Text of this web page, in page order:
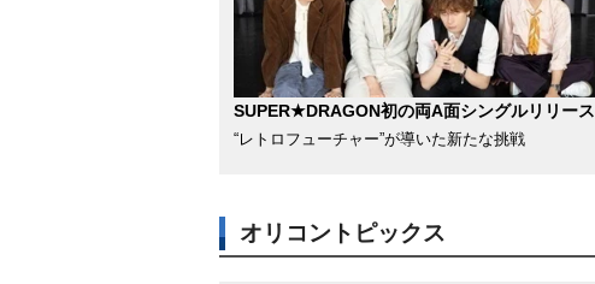
SUPER★DRAGON初の両A面シングルリリース
“レトロフューチャー”が導いた新たな挑戦
オリコントピックス